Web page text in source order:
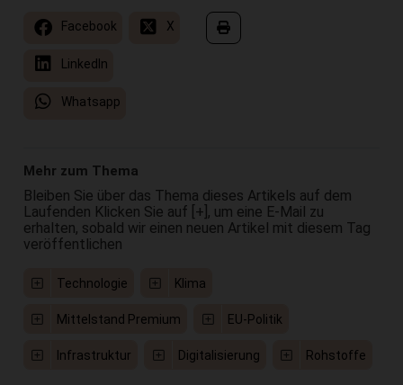
Facebook X
LinkedIn
Whatsapp
Mehr zum Thema
Bleiben Sie über das Thema dieses Artikels auf dem
Laufenden Klicken Sie auf [+], um eine E-Mail zu
erhalten, sobald wir einen neuen Artikel mit diesem Tag
veröffentlichen
Technologie Klima
Mittelstand Premium EU-Politik
Infrastruktur Digitalisierung Rohstoffe